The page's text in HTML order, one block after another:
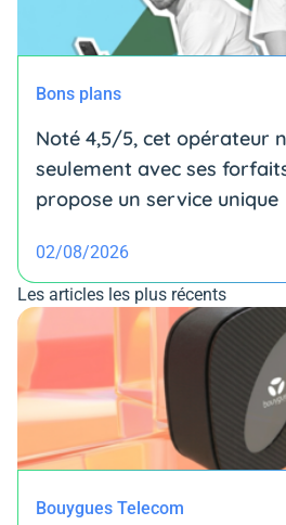
Bons plans
Noté 4,5/5, cet opérateur
seulement avec ses
propose un service unique
02/08/2026
Les articles les plus récents
Bouygues Telecom